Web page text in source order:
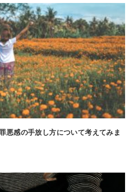
悪感の手放し方について考えてみま